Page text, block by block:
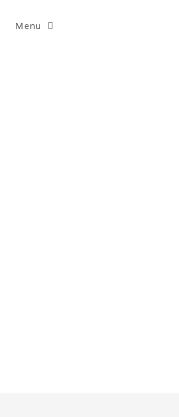
Menu